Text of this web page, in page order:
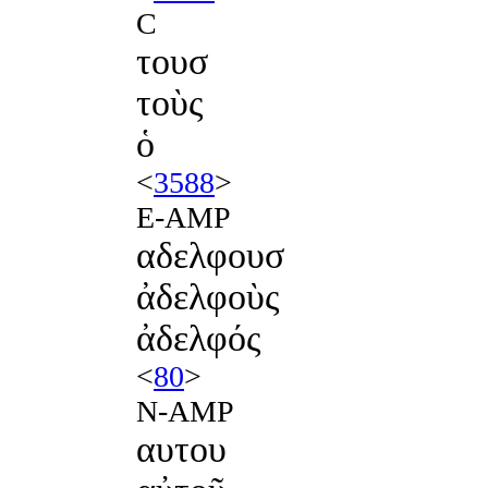
C
τουσ
τοὺς
ὁ
<3588>
E-AMP
αδελφουσ
ἀδελφοὺς
ἀδελφός
<80>
N-AMP
αυτου